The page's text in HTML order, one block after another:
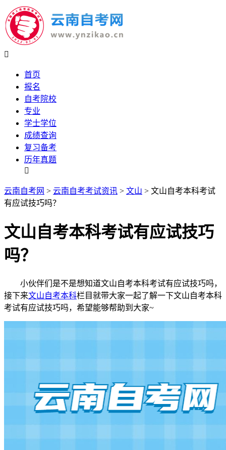

首页
报名
自考院校
专业
学士学位
成绩查询
复习备考
历年真题

云南自考网 > 云南自考考试资讯 > 文山 > 文山自考本科考试
有应试技巧吗？
文山自考本科考试有应试技巧
吗？
小伙伴们是不是想知道文山自考本科考试有应试技巧吗，
接下来文山自考本科栏目就带大家一起了解一下文山自考本科
考试有应试技巧吗，希望能够帮助到大家~